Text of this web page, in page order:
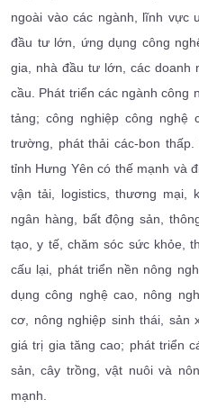
ngoài vào các ngành, lĩnh vực
đầu tư lớn, ứng dụng công
gia, nhà đầu tư lớn, các doanh
cầu. Phát triển các ngành công
tảng; công nghiệp công nghệ
trường, phát thải các-bon
tỉnh Hưng Yên có thế mạnh và
vận tải, logistics, thương mại,
ngân hàng, bất động sản,
tạo, y tế, chăm sóc sức khỏe,
cấu lại, phát triển nền nông
dụng công nghệ cao, nông
cơ, nông nghiệp sinh thái, sản
giá trị gia tăng cao; phát triển
sản, cây trồng, vật nuôi và
mạnh.